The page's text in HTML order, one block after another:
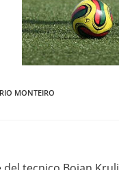
MONTEIRO